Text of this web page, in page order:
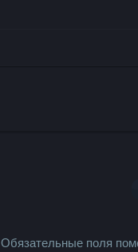
Обязательные поля